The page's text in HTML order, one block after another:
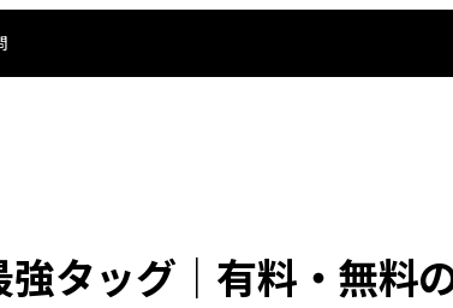
タッグ｜有料・無料